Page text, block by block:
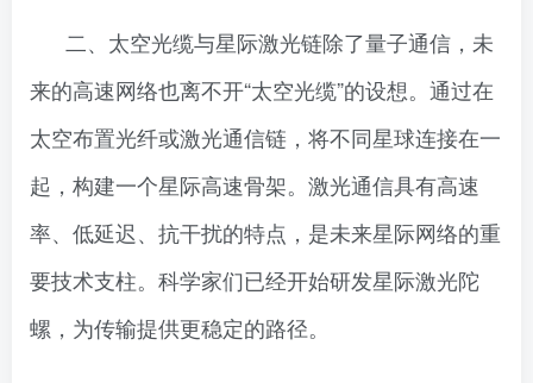
二、太空光缆与星际激光链除了量子通信，未
来的高速网络也离不开“太空光缆”的设想。通过在
太空布置光纤或激光通信链，将不同星球连接在一
起，构建一个星际高速骨架。激光通信具有高速
率、低延迟、抗干扰的特点，是未来星际网络的重
要技术支柱。科学家们已经开始研发星际激光陀
螺，为传输提供更稳定的路径。